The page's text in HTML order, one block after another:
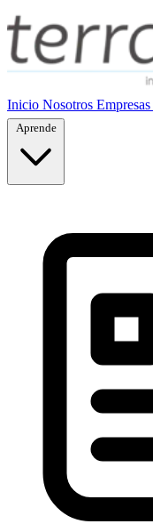
Inicio Nosotros Empresas
Aprende